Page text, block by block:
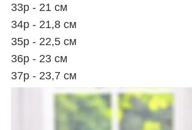
33р - 21 см
34р - 21,8 см
35р - 22,5 см
36р - 23 см
37р - 23,7 см